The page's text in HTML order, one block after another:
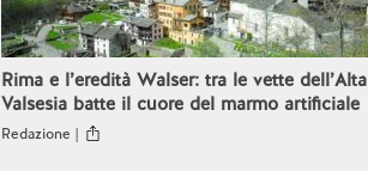
Rima e l’eredità Walser: tra le vette dell’Alta
Valsesia batte il cuore del marmo artificiale
Redazione |